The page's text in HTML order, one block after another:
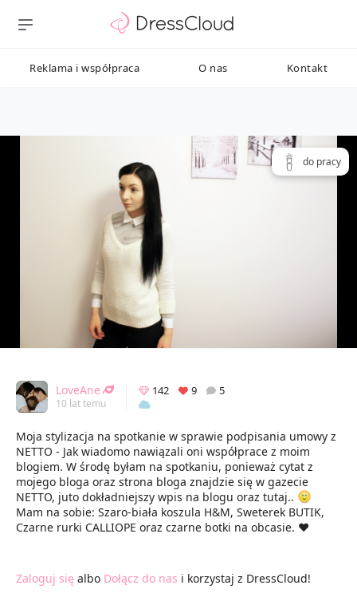
Reklama i współpraca O nas Kontakt
do pracy
LoveAne
10 lat temu
142 9 5
Moja stylizacja na spotkanie w sprawie podpisania umowy z
NETTO - Jak wiadomo nawiązali oni współprace z moim
blogiem. W środę byłam na spotkaniu, ponieważ cytat z
mojego bloga oraz strona bloga znajdzie się w gazecie
NETTO, juto dokładniejszy wpis na blogu oraz tutaj..
Mam na sobie: Szaro-biała koszula H&M, Sweterek BUTIK,
Czarne rurki CALLIOPE oraz czarne botki na obcasie. ♥
Zaloguj się albo Dołącz do nas i korzystaj z DressCloud!